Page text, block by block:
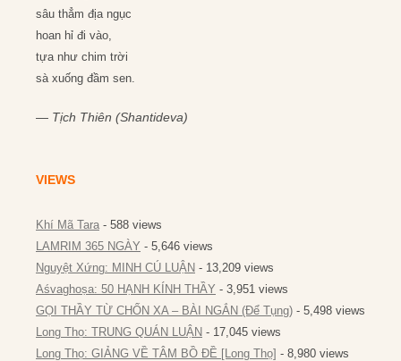
sâu thẳm địa ngục
hoan hỉ đi vào,
tựa như chim trời
sà xuống đầm sen.
— Tịch Thiên (Shantideva)
VIEWS
Khí Mã Tara - 588 views
LAMRIM 365 NGÀY - 5,646 views
Nguyệt Xứng: MINH CÚ LUẬN - 13,209 views
Aśvaghoṣa: 50 HẠNH KÍNH THẦY - 3,951 views
GỌI THẦY TỪ CHỐN XA – BÀI NGẮN (Để Tụng) - 5,498 views
Long Thọ: TRUNG QUÁN LUẬN - 17,045 views
Long Thọ: GIẢNG VỀ TÂM BỒ ĐỀ [Long Thọ] - 8,980 views